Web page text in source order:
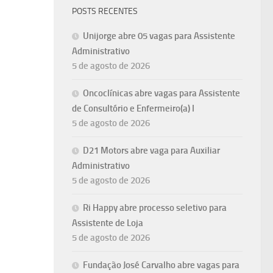
POSTS RECENTES
Unijorge abre 05 vagas para Assistente
Administrativo
5 de agosto de 2026
Oncoclínicas abre vagas para Assistente
de Consultório e Enfermeiro(a) I
5 de agosto de 2026
D21 Motors abre vaga para Auxiliar
Administrativo
5 de agosto de 2026
Ri Happy abre processo seletivo para
Assistente de Loja
5 de agosto de 2026
Fundação José Carvalho abre vagas para